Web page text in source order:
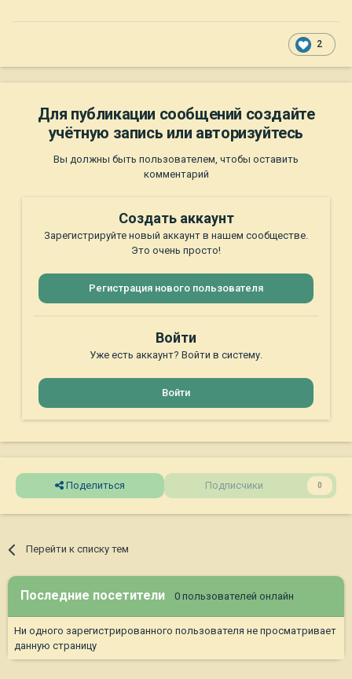
2
Для публикации сообщений создайте
учётную запись или авторизуйтесь
Вы должны быть пользователем, чтобы оставить
комментарий
Создать аккаунт
Зарегистрируйте новый аккаунт в нашем сообществе.
Это очень просто!
Регистрация нового пользователя
Войти
Уже есть аккаунт? Войти в систему.
Войти
Поделиться Подписчики 0
Перейти к списку тем
Последние посетители 0 пользователей онлайн
Ни одного зарегистрированного пользователя не просматривает
данную страницу